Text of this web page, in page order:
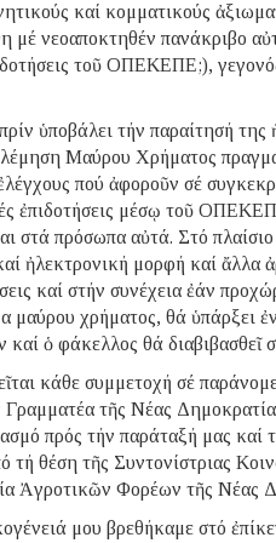
καί κομματικούς
μέ νεοαποκτηθέν πανάκριβο
τοῦ ΟΠΕΚΕΠΕ;),
ὑποβάλει τήν παραίτησή
Μαύρου Χρήματος
πού ἀφοροῦν σέ
ἐπιδοτήσεις μέσῳ τοῦ
στά πρόσωπα αὐτά. Στό
μορφή καί ἄλλα
καί στήν συνέχεια ἐάν
μαύρου χρήματος, θά ὑπάρξει
ὁ φάκελλος θά διαβιβασθεῖ
κάθε συμμετοχή σέ
Γραμματέα τῆς Νέας
πρός τήν παράταξή μας
θέση τῆς Συντονίστριας
Ἀγροτικῶν Φορέων τῆς Νέας
μου βρεθήκαμε στό